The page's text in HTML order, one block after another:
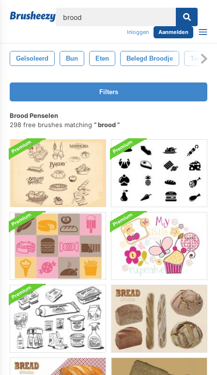
Inloggen Aanmelden
Geïsoleerd Bun Eten Belegd Broodje Tarwe
Filters
Brood Penselen
298 free brushes matching
brood